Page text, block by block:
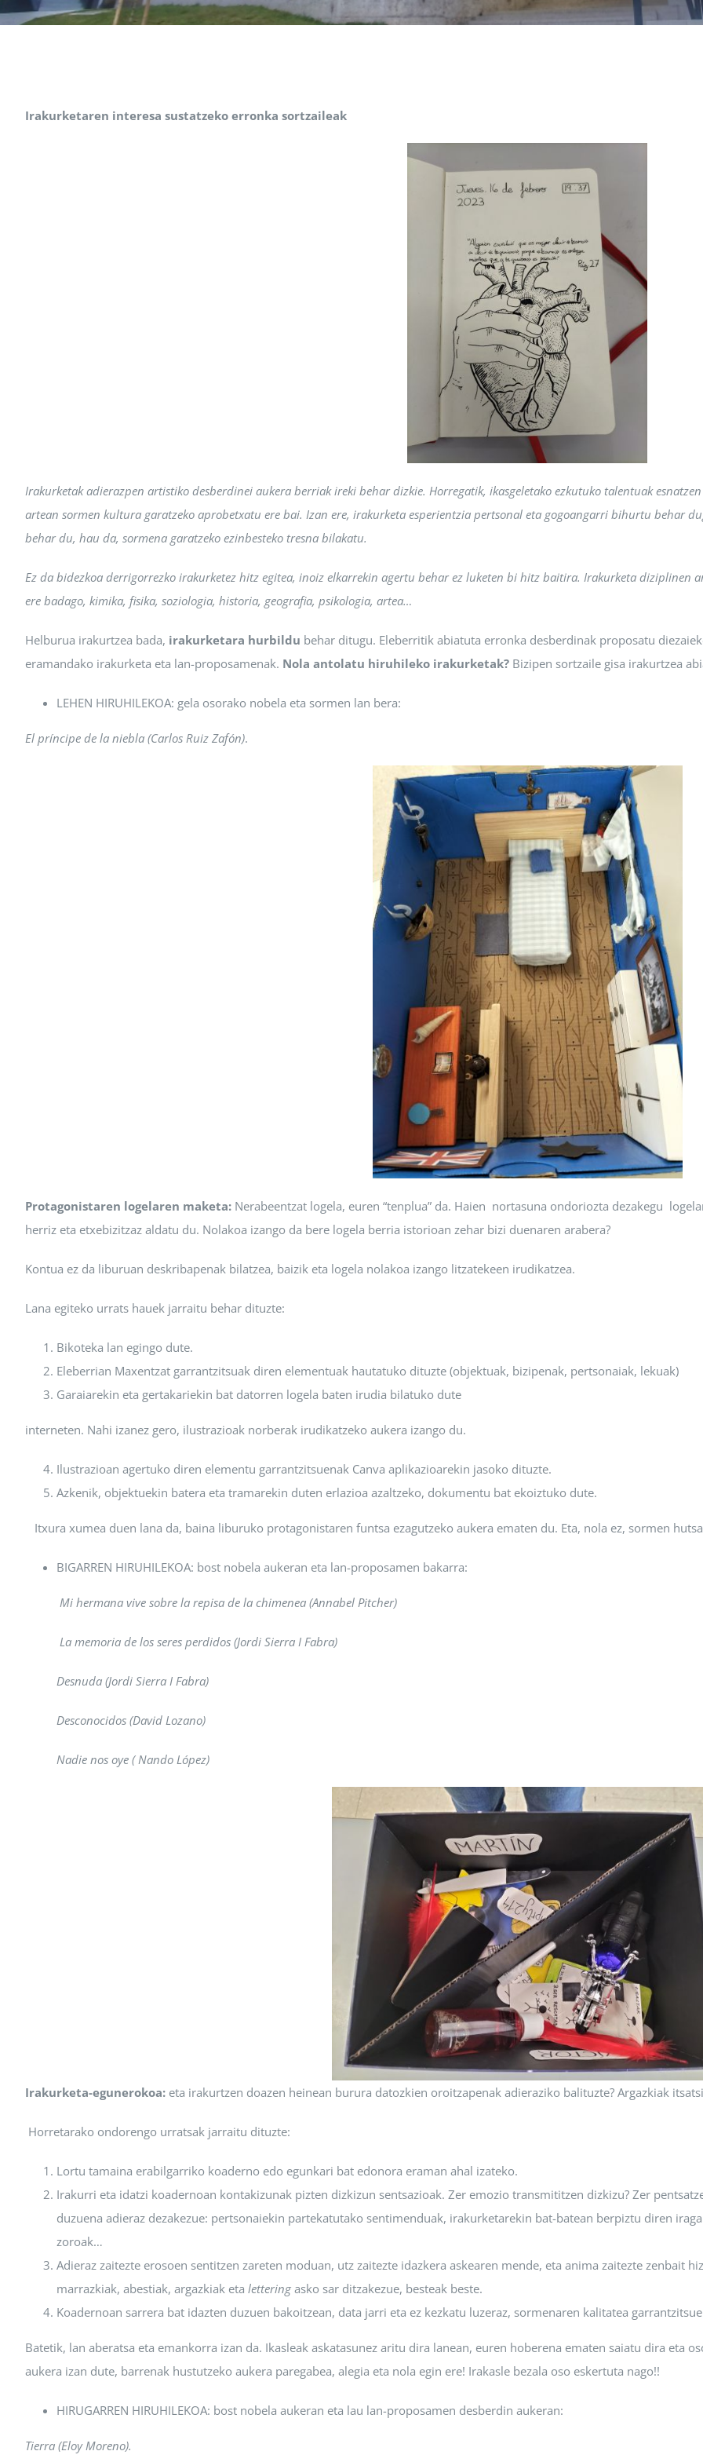
Irakurketaren interesa sustatzeko erronka sortzaileak
Irakurketak adierazpen artistiko desberdinei aukera berriak ireki behar dizkie. Horregatik, ikasgeletako ezkutuko talentuak
artean sormen kultura garatzeko aprobetxatu ere bai. Izan ere, irakurketa esperientzia pertsonal eta gogoangarri bihurtu behar
behar du, hau da, sormena garatzeko ezinbesteko tresna bilakatu.
Ez da bidezkoa derrigorrezko irakurketez hitz egitea, inoiz elkarrekin agertu behar ez luketen bi hitz baitira. Irakurketa
ere badago, kimika, fisika, soziologia, historia, geografia, psikologia, artea…
Helburua irakurtzea bada, irakurketara hurbildu behar ditugu. Eleberritik abiatuta erronka desberdinak proposatu
eramandako irakurketa eta lan-proposamenak. Nola antolatu hiruhileko irakurketak?Bizipen sortzaile gisa irakurtzea
LEHEN HIRUHILEKOA: gela osorako nobela eta sormen lan bera:
El príncipe de la niebla (Carlos Ruiz Zafón).
Protagonistaren logelaren maketa: Nerabeentzat logela, euren “tenplua” da. Haien nortasuna ondoriozta dezakegu
herriz eta etxebizitzaz aldatu du. Nolakoa izango da bere logela berria istorioan zehar bizi duenaren arabera?
Kontua ez da liburuan deskribapenak bilatzea, baizik eta logela nolakoa izango litzatekeen irudikatzea.
Lana egiteko urrats hauek jarraitu behar dituzte:
Bikoteka lan egingo dute.
Eleberrian Maxentzat garrantzitsuak diren elementuak hautatuko dituzte (objektuak, bizipenak, pertsonaiak, lekuak)
Garaiarekin eta gertakariekin bat datorren logela baten irudia bilatuko dute
interneten. Nahi izanez gero, ilustrazioak norberak irudikatzeko aukera izango du.
Ilustrazioan agertuko diren elementu garrantzitsuenak Canva aplikazioarekin jasoko dituzte.
Azkenik, objektuekin batera eta tramarekin duten erlazioa azaltzeko, dokumentu bat ekoiztuko dute.
Itxura xumea duen lana da, baina liburuko protagonistaren funtsa ezagutzeko aukera ematen du. Eta, nola ez, sormen
BIGARREN HIRUHILEKOA: bost nobela aukeran eta lan-proposamen bakarra:
Mi hermana vive sobre la repisa de la chimenea (Annabel Pitcher)
La memoria de los seres perdidos (Jordi Sierra I Fabra)
Desnuda (Jordi Sierra I Fabra)
Desconocidos (David Lozano)
Nadie nos oye ( Nando López)
Irakurketa-egunerokoa: eta irakurtzen doazen heinean burura datozkien oroitzapenak adieraziko balituzte? Argazkiak
Horretarako ondorengo urratsak jarraitu dituzte:
Lortu tamaina erabilgarriko koaderno edo egunkari bat edonora eraman ahal izateko.
Irakurri eta idatzi koadernoan kontakizunak pizten dizkizun sentsazioak. Zer emozio transmititzen dizkizu? Zer
duzuena adieraz dezakezue: pertsonaiekin partekatutako sentimenduak, irakurketarekin bat-batean berpiztu diren
zoroak…
Adieraz zaitezte erosoen sentitzen zareten moduan, utz zaitezte idazkera askearen mende, eta anima zaitezte zenbait
marrazkiak, abestiak, argazkiak eta letteringasko sar ditzakezue, besteak beste.
Koadernoan sarrera bat idazten duzuen bakoitzean, data jarri eta ez kezkatu luzeraz, sormenaren kalitatea
Batetik, lan aberatsa eta emankorra izan da. Ikasleak askatasunez aritu dira lanean, euren hoberena ematen saiatu dira eta
aukera izan dute, barrenak hustutzeko aukera paregabea, alegia eta nola egin ere! Irakasle bezala oso eskertuta nago!!
HIRUGARREN HIRUHILEKOA: bost nobela aukeran eta lau lan-proposamen desberdin aukeran:
Tierra (Eloy Moreno).